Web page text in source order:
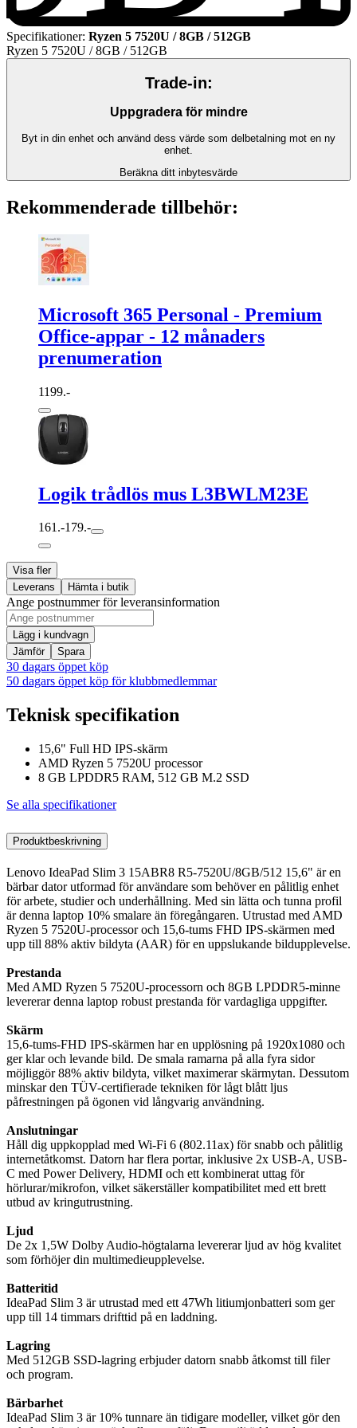
Specifikationer: Ryzen 5 7520U / 8GB / 512GB
Ryzen 5 7520U / 8GB / 512GB
Trade-in:
Uppgradera för mindre
Byt in din enhet och använd dess värde som delbetalning mot en ny
enhet.
Beräkna ditt inbytesvärde
Rekommenderade tillbehör:
Microsoft 365 Personal - Premium
Office-appar - 12 månaders
prenumeration
1199.-
Logik trådlös mus L3BWLM23E
161.-179.-
Visa fler
Leverans
Hämta i butik
Ange postnummer för leveransinformation
Lägg i kundvagn
Jämför
Spara
30 dagars öppet köp
50 dagars öppet köp för klubbmedlemmar
Teknisk specifikation
15,6" Full HD IPS-skärm
AMD Ryzen 5 7520U processor
8 GB LPDDR5 RAM, 512 GB M.2 SSD
Se alla specifikationer
Produktbeskrivning
Lenovo IdeaPad Slim 3 15ABR8 R5-7520U/8GB/512 15,6" är en
bärbar dator utformad för användare som behöver en pålitlig enhet
för arbete, studier och underhållning. Med sin lätta och tunna profil
är denna laptop 10% smalare än föregångaren. Utrustad med AMD
Ryzen 5 7520U-processor och 15,6-tums FHD IPS-skärmen med
upp till 88% aktiv bildyta (AAR) för en uppslukande bildupplevelse.
Prestanda
Med AMD Ryzen 5 7520U-processorn och 8GB LPDDR5-minne
levererar denna laptop robust prestanda för vardagliga uppgifter.
Skärm
15,6-tums-FHD IPS-skärmen har en upplösning på 1920x1080 och
ger klar och levande bild. De smala ramarna på alla fyra sidor
möjliggör 88% aktiv bildyta, vilket maximerar skärmytan. Dessutom
minskar den TÜV-certifierade tekniken för lågt blått ljus
påfrestningen på ögonen vid långvarig användning.
Anslutningar
Håll dig uppkopplad med Wi-Fi 6 (802.11ax) för snabb och pålitlig
internetåtkomst. Datorn har flera portar, inklusive 2x USB-A, USB-
C med Power Delivery, HDMI och ett kombinerat uttag för
hörlurar/mikrofon, vilket säkerställer kompatibilitet med ett brett
utbud av kringutrustning.
Ljud
De 2x 1,5W Dolby Audio-högtalarna levererar ljud av hög kvalitet
som förhöjer din multimedieupplevelse.
Batteritid
IdeaPad Slim 3 är utrustad med ett 47Wh litiumjonbatteri som ger
upp till 14 timmars drifttid på en laddning.
Lagring
Med 512GB SSD-lagring erbjuder datorn snabb åtkomst till filer
och program.
Bärbarhet
IdeaPad Slim 3 är 10% tunnare än tidigare modeller, vilket gör den